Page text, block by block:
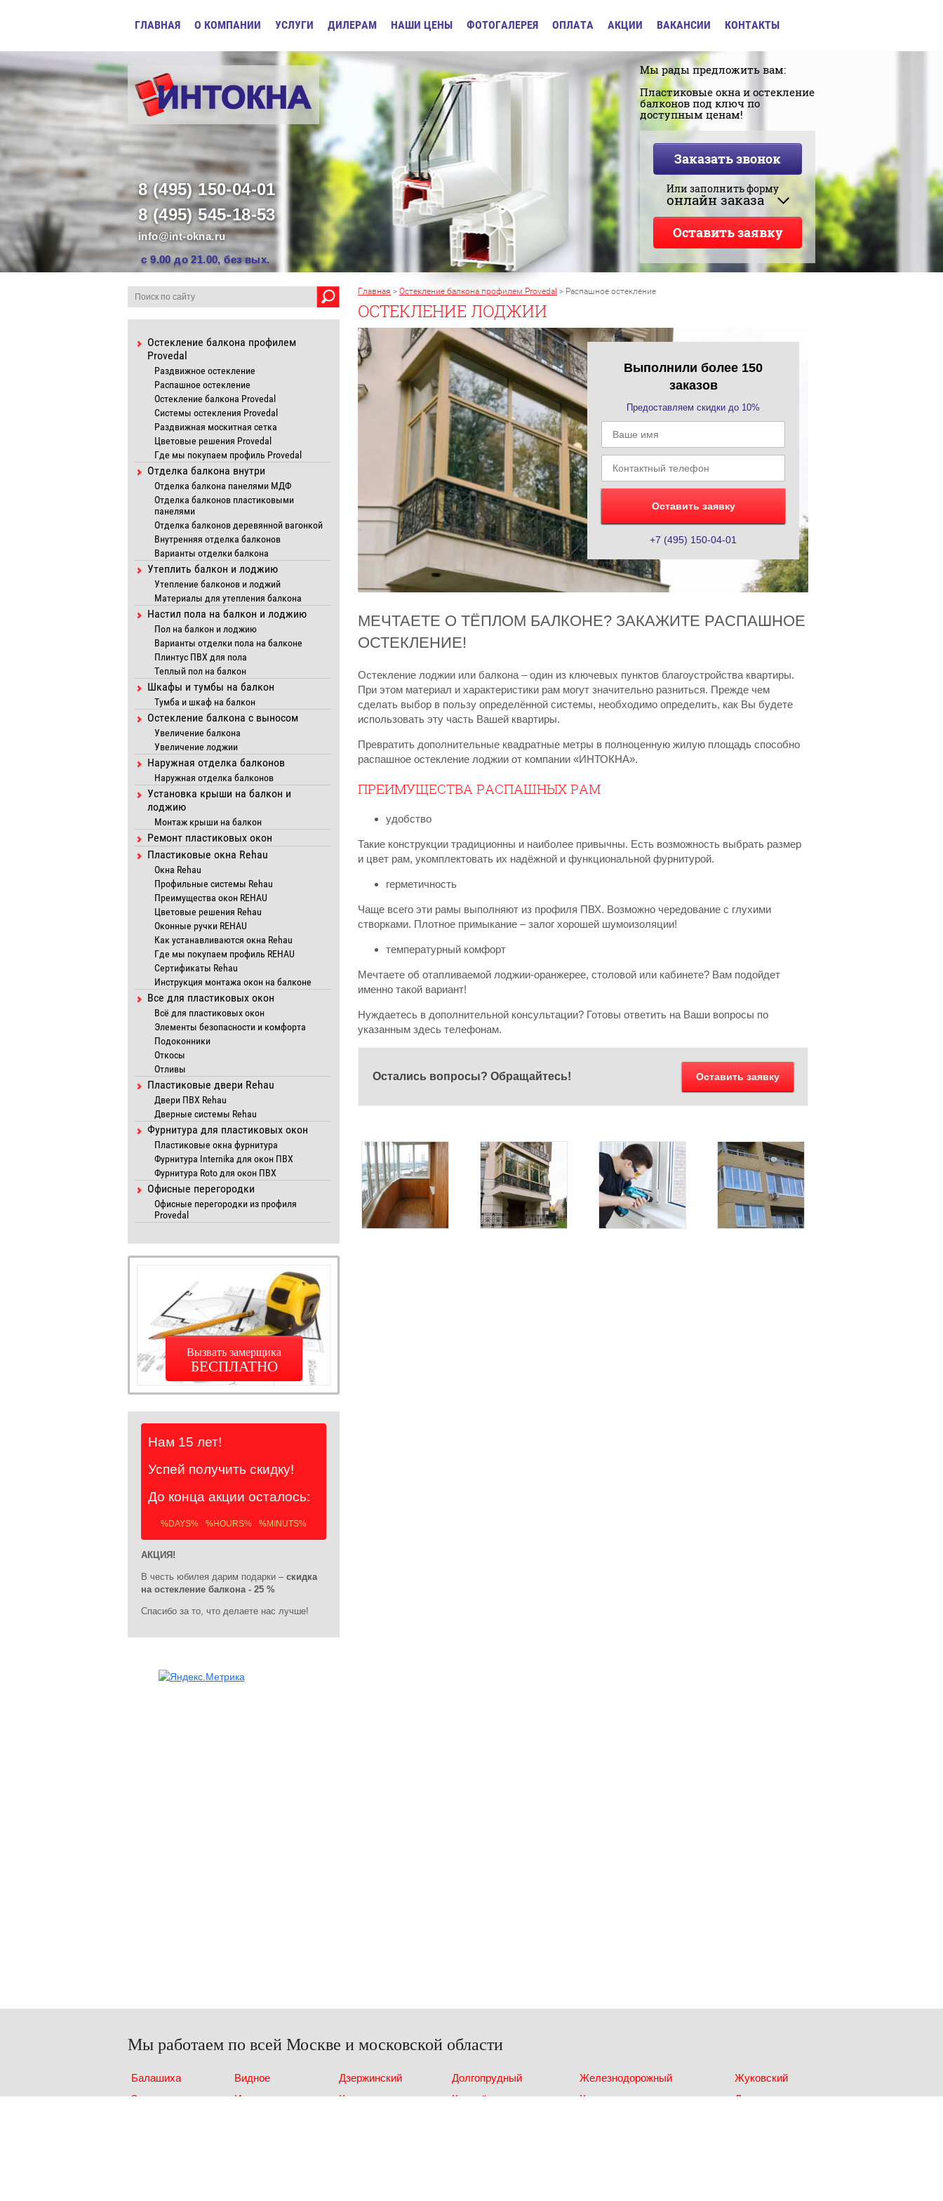
Мы рады предложить вам:
Пластиковые окна и остекление
балконов под ключ по
доступным ценам!
ГЛАВНАЯ О КОМПАНИИ УСЛУГИ ДИЛЕРАМ НАШИ ЦЕНЫ ФОТОГАЛЕРЕЯ ОПЛАТА АКЦИИ ВАКАНСИИ КОНТАКТЫ
8 (495) 150-04-01
8 (495) 545-18-53
info@int-okna.ru
с 9.00 до 21.00, без вых.
Заказать звонок
Или заполнить форму
онлайн заказа
Оставить заявку
Главная > Остекление балкона профилем Provedal > Распашное остекление
ОСТЕКЛЕНИЕ ЛОДЖИИ
Выполнили более 150
заказов
Предоставляем скидки до 10%
Оставить заявку
+7 (495) 150-04-01
МЕЧТАЕТЕ О ТЁПЛОМ БАЛКОНЕ? ЗАКАЖИТЕ РАСПАШНОЕ
ОСТЕКЛЕНИЕ!
Остекление лоджии или балкона – один из ключевых пунктов благоустройства квартиры.
При этом материал и характеристики рам могут значительно разниться. Прежде чем
сделать выбор в пользу определённой системы, необходимо определить, как Вы будете
использовать эту часть Вашей квартиры.
Превратить дополнительные квадратные метры в полноценную жилую площадь способно
распашное остекление лоджии от компании «ИНТОКНА».
ПРЕИМУЩЕСТВА РАСПАШНЫХ РАМ
удобство
Такие конструкции традиционны и наиболее привычны. Есть возможность выбрать размер
и цвет рам, укомплектовать их надёжной и функциональной фурнитурой.
герметичность
Чаще всего эти рамы выполняют из профиля ПВХ. Возможно чередование с глухими
створками. Плотное примыкание – залог хорошей шумоизоляции!
температурный комфорт
Мечтаете об отапливаемой лоджии-оранжерее, столовой или кабинете? Вам подойдет
именно такой вариант!
Нуждаетесь в дополнительной консультации? Готовы ответить на Ваши вопросы по
указанным здесь телефонам.
Остались вопросы? Обращайтесь! Оставить заявку
Остекление балкона профилем
Provedal
Раздвижное остекление
Распашное остекление
Остекление балкона Provedal
Системы остекления Provedal
Раздвижная москитная сетка
Цветовые решения Provedal
Где мы покупаем профиль Provedal
Отделка балкона внутри
Отделка балкона панелями МДФ
Отделка балконов пластиковыми
панелями
Отделка балконов деревянной вагонкой
Внутренняя отделка балконов
Варианты отделки балкона
Утеплить балкон и лоджию
Утепление балконов и лоджий
Материалы для утепления балкона
Настил пола на балкон и лоджию
Пол на балкон и лоджию
Варианты отделки пола на балконе
Плинтус ПВХ для пола
Теплый пол на балкон
Шкафы и тумбы на балкон
Тумба и шкаф на балкон
Остекление балкона с выносом
Увеличение балкона
Увеличение лоджии
Наружная отделка балконов
Наружная отделка балконов
Установка крыши на балкон и
лоджию
Монтаж крыши на балкон
Ремонт пластиковых окон
Пластиковые окна Rehau
Окна Rehau
Профильные системы Rehau
Преимущества окон REHAU
Цветовые решения Rehau
Оконные ручки REHAU
Как устанавливаются окна Rehau
Где мы покупаем профиль REHAU
Сертификаты Rehau
Инструкция монтажа окон на балконе
Все для пластиковых окон
Всё для пластиковых окон
Элементы безопасности и комфорта
Подоконники
Откосы
Отливы
Пластиковые двери Rehau
Двери ПВХ Rehau
Дверные системы Rehau
Фурнитура для пластиковых окон
Пластиковые окна фурнитура
Фурнитура Internika для окон ПВХ
Фурнитура Roto для окон ПВХ
Офисные перегородки
Офисные перегородки из профиля
Provedal
Вызвать замерщика
БЕСПЛАТНО
Нам 15 лет!
Успей получить скидку!
До конца акции осталось:
%DAYS% %HOURS% %MINUTS%
АКЦИЯ!
В честь юбилея дарим подарки – скидка
на остекление балкона - 25 %
Спасибо за то, что делаете нас лучше!
Мы работаем по всей Москве и московской области
Балашиха Видное Дзержинский Долгопрудный Железнодорожный
Жуковский
Зеленоград
Ивантеевка Красногорск Королёв Котельники
Лыткарино